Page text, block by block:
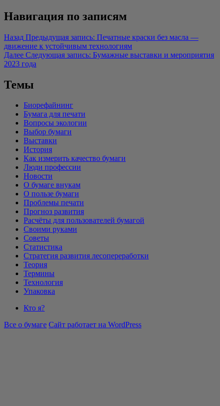
Навигация по записям
Назад Предыдущая запись: Печатные краски без масла —
движение к устойчивым технологиям
Далее Следующая запись: Бумажные выставки и мероприятия
2023 года
Темы
Биорефайнинг
Бумага для печати
Вопросы экологии
Выбор бумаги
Выставки
История
Как измерить качество бумаги
Люди профессии
Новости
О бумаге внукам
О пользе бумаги
Проблемы печати
Прогноз развития
Расчёты для пользователей бумагой
Своими руками
Советы
Статистика
Стратегия развития лесопереработки
Теория
Термины
Технология
Упаковка
Кто я?
Все о бумаге Сайт работает на WordPress